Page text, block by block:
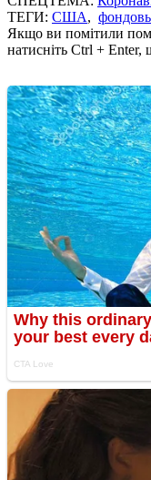
ТЕГИ: США,
Якщо ви помітили
натисніть Ctrl +